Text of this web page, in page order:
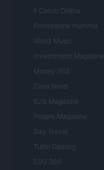
Il Calcio Online
Professione mamma
World Music
Investimenti Magazine
Money 365
Zona Nerd
B2B Magazine
People Magazine
Day Travel
Tutto Gaming
ESG 365